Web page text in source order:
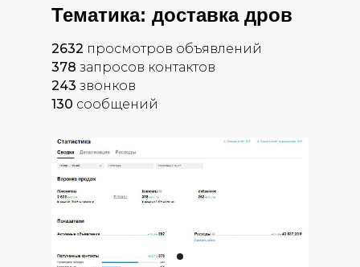
Тематика: доставка дров
2632 просмотров объявлений
378 запросов контактов
243 звонков
130 сообщений